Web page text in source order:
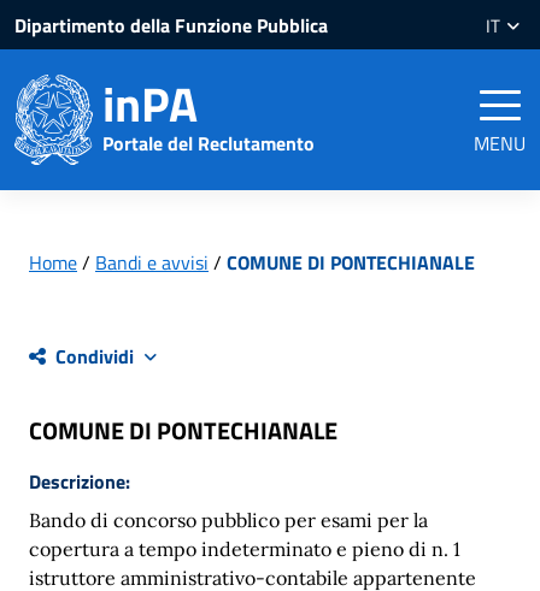
Salta
al
contenuto
Salta
al
pagina
Dipartimento della Funzione Pubblica IT
inPA
Portale del Reclutamento MENU
Home/ Bandi e avvisi / COMUNE DI PONTECHIANALE
Condividi
COMUNE DI PONTECHIANALE
Descrizione:
Bando di concorso pubblico per esami per la
copertura a tempo indeterminato e pieno di n. 1
istruttore amministrativo-contabile appartenente